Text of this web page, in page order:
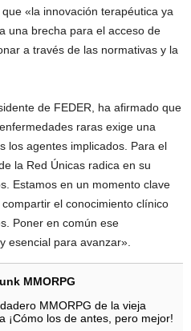
«la innovación terapéutica ya
una brecha para el acceso de
a través de las normativas y la
de FEDER, ha afirmado que
raras exige una
los agentes implicados. Para el
la Red Únicas radica en su
Estamos en un momento clave
el conocimiento clínico
Poner en común ese
esencial para avanzar».
MMORPG
MMORPG de la vieja
¡Cómo los de antes, pero mejor!